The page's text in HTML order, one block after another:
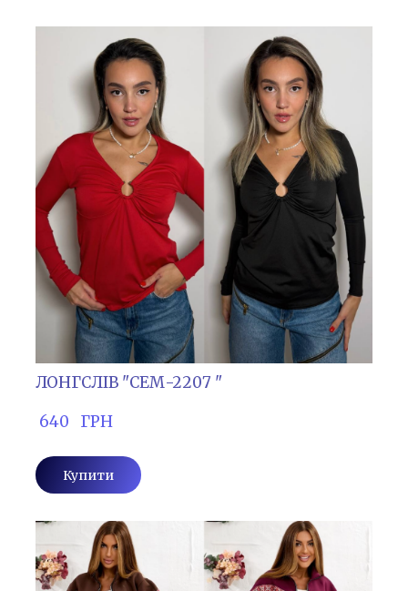
ЛОНГСЛІВ "СЕМ-2207 "
640   ГРН
Купити